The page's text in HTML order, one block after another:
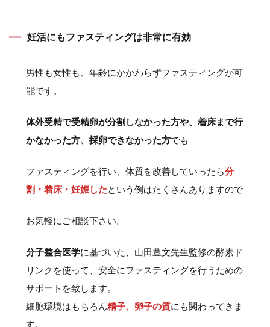
妊活にもファスティングは非常に有効
男性も女性も、年齢にかかわらずファスティングが可
能です。
体外受精で受精卵が分割しなかった方や、着床まで行
かなかった方、採卵できなかった方でも
ファスティングを行い、体質を改善していったら分
割・着床・妊娠したという例はたくさんありますので
お気軽にご相談下さい。
分子整合医学に基づいた、山田豊文先生監修の酵素ド
リンクを使って、安全にファスティングを行うための
サポートを致します。
細胞環境はもちろん精子、卵子の質にも関わってきま
す。